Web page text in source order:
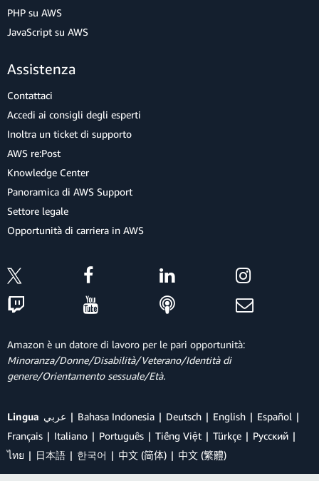
PHP su AWS
JavaScript su AWS
Assistenza
Contattaci
Accedi ai consigli degli esperti
Inoltra un ticket di supporto
AWS re:Post
Knowledge Center
Panoramica di AWS Support
Settore legale
Opportunità di carriera in AWS
Amazon è un datore di lavoro per le pari opportunità:
Minoranza/Donne/Disabilità/Veterano/Identità di
genere/Orientamento sessuale/Età.
Lingua عربي Bahasa Indonesia Deutsch English
Español
Français
Italiano Português Tiếng Việt Türkçe
Ρусский
ไทย
日本語 한국어 中文 (简体) 中文 (繁體)